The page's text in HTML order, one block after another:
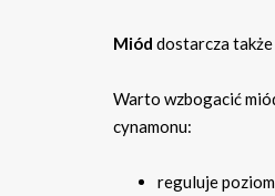
Miód dostarcza także
Warto wzbogacić
cynamonu:
reguluje